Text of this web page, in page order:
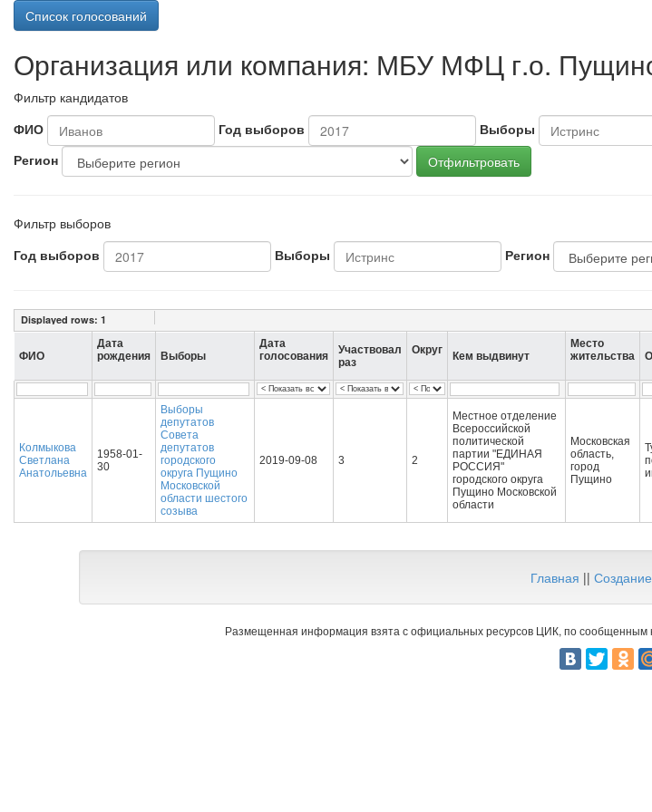
Список голосований
Организация или компания: МБУ МФЦ г.о.
Фильтр кандидатов
ФИО
Год выборов Выборы
Регион
Отфильтровать
Фильтр выборов
Год выборов
Выборы Регион
Displayed rows: 1
ФИО
Дата
рождения
Выборы
Дата
голосования
Участвовал
раз
Округ Кем выдвинут
Место
жительства
Колмыкова
Светлана
Анатольевна
1958-01-
30
Выборы
депутатов
Совета
депутатов
городского
округа Пущино
Московской
области шестого
созыва
2019-09-08 3 2
Местное отделение
Всероссийской
политической
партии "ЕДИНАЯ
РОССИЯ"
городского округа
Пущино Московской
области
Московская
область,
город
Пущино
Главная ||
Размещенная информация взята с официальных ресурсов ЦИК, по сообщенным